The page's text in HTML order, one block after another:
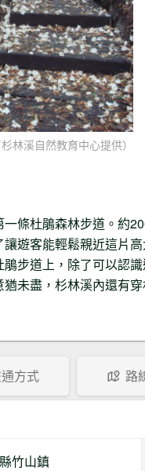
林溪自然教育中心提供）
條杜鵑森林步道。約
遊客能輕鬆親近這片
步道上，除了可以認
未盡，杉林溪內還有
方式 路
竹山鎮